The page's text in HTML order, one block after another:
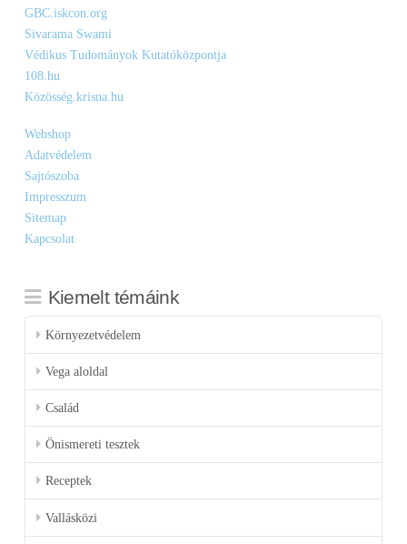
GBC.iskcon.org
Sivarama Swami
Védikus Tudományok Kutatóközpontja
108.hu
Közösség.krisna.hu
Webshop
Adatvédelem
Sajtószoba
Impresszum
Sitemap
Kapcsolat
Kiemelt témáink
Környezetvédelem
Vega aloldal
Család
Önismereti tesztek
Receptek
Vallásközi